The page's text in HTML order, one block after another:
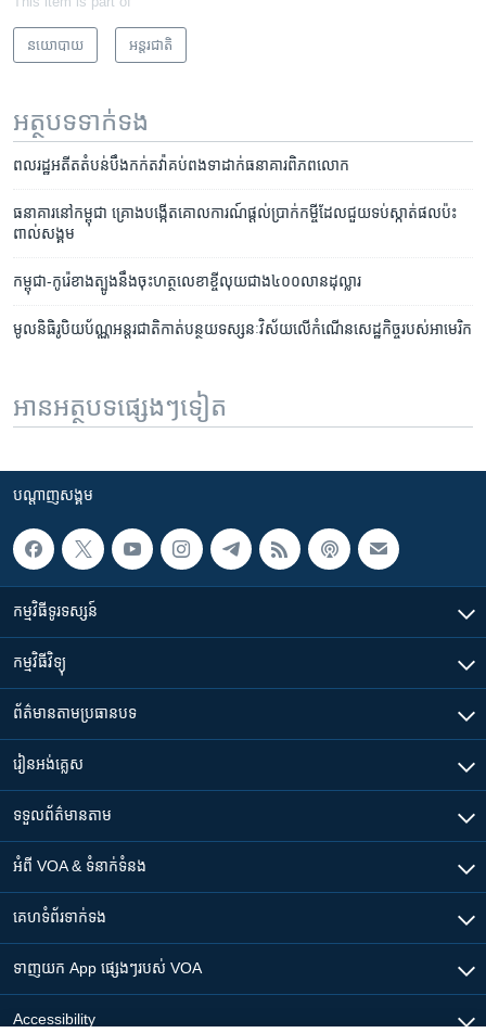
នយោបាយ អន្តរជាតិ
អត្ថបទ​ទាក់ទង
ពលរដ្ឋ​អតីត​តំបន់​បឹងកក់​តវ៉ា​គប់​ពងទា​ដាក់​ធនាគារ​ពិភពលោក
ធនាគារ​នៅ​កម្ពុជា​ គ្រោង​បង្កើត​គោល​ការណ៍​ផ្ដល់​ប្រាក់​កម្ចី​ដែល​ជួយ​​ទប់ស្កាត់​ផល​ប៉ះ
ពាល់​សង្គម
កម្ពុជា​-កូរ៉េខាងត្បូង​នឹង​ចុះហត្ថលេខា​ខ្ចីលុយ​ជាង​៤០០​លាន​ដុល្លារ
មូលនិធិ​រូបិយប័ណ្ណ​អន្តរជាតិ​កាត់​បន្ថយ​ទស្សនៈ​វិស័យ​លើ​កំណើន​សេដ្ឋកិច្ច​របស់​អាមេរិក
អានអត្ថបទផ្សេងៗទៀត
បណ្តាញ​សង្គម
កម្មវិធី​ទូរទស្សន៍
កម្មវិធី​វិទ្យុ
ព័ត៌មាន​តាមប្រធានបទ​
រៀន​​អង់គ្លេស
ទទួល​ព័ត៌មាន​តាម
អំពី​ VOA & ទំនាក់ទំនង
គេហទំព័រ​​ទាក់ទង
ទាញយក​ App ផ្សេងៗ​របស់​ VOA
Accessibility